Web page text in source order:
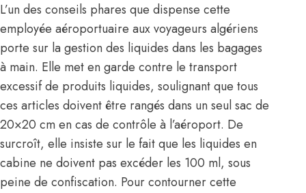
L’un des conseils phares que dispense cette
employée aéroportuaire aux voyageurs algériens
porte sur la gestion des liquides dans les bagages
à main. Elle met en garde contre le transport
excessif de produits liquides, soulignant que tous
ces articles doivent être rangés dans un seul sac de
20×20 cm en cas de contrôle à l’aéroport. De
surcroît, elle insiste sur le fait que les liquides en
cabine ne doivent pas excéder les 100 ml, sous
peine de confiscation. Pour contourner cette